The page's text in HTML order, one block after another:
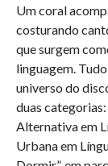
Um coral
costurando
que surgem
linguagem.
universo do
duas
Alternativa em
Urbana em